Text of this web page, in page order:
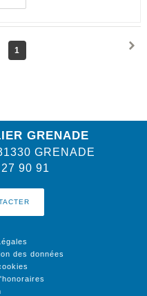
1
GRENADE
GRENADE
90 91
des données